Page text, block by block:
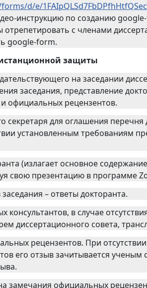
d/e/
инструкцию по созданию
с членами
google-form.
защиты
на заседании
заседания, представление
официальных рецензентов.
секретаря для оглашения
установленным требованиям
(излагает основное
свою презентацию в программе
– ответы докторанта.
консультантов, в случае
диссертационного совета,
рецензентов. При
его отзыв зачитывается ученым
замечания официальных